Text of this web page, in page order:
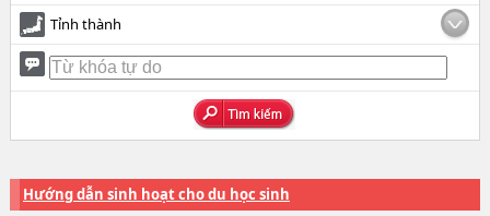
Tỉnh thành
Hướng dẫn sinh hoạt cho du học sinh